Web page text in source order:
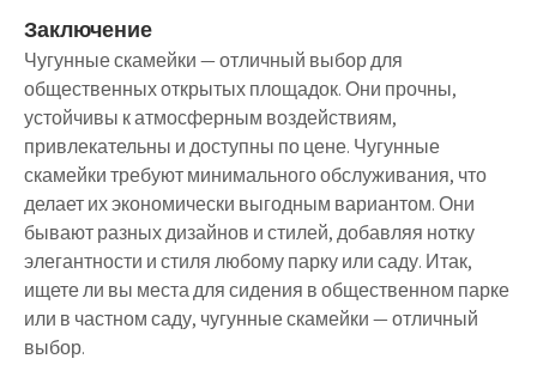
Заключение
Чугунные скамейки — отличный выбор для
общественных открытых площадок. Они прочны,
устойчивы к атмосферным воздействиям,
привлекательны и доступны по цене. Чугунные
скамейки требуют минимального обслуживания, что
делает их экономически выгодным вариантом. Они
бывают разных дизайнов и стилей, добавляя нотку
элегантности и стиля любому парку или саду. Итак,
ищете ли вы места для сидения в общественном парке
или в частном саду, чугунные скамейки — отличный
выбор.